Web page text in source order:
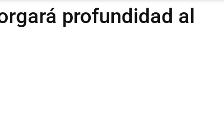
profundidad al